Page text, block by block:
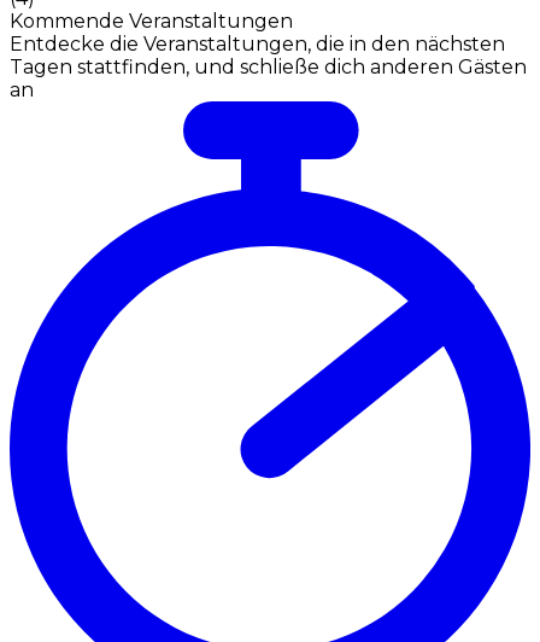
Kommende Veranstaltungen
Entdecke die Veranstaltungen, die in den nächsten
Tagen stattfinden, und schließe dich anderen Gästen
an